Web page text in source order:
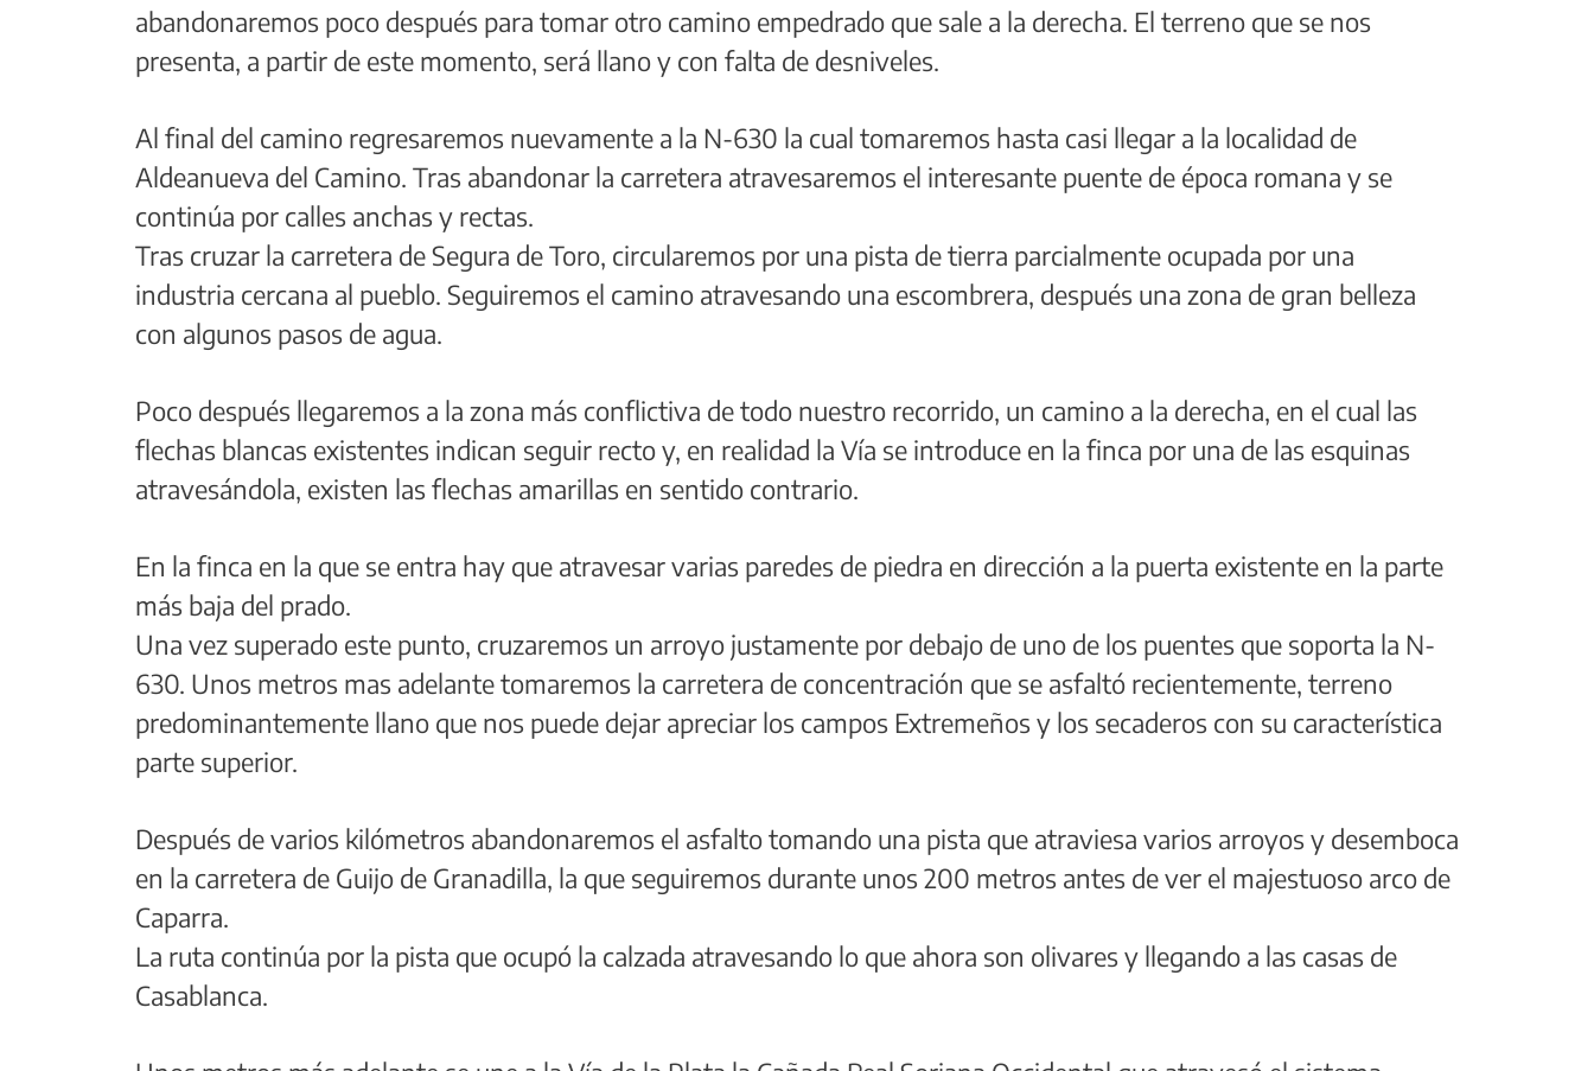
abandonaremos poco después para tomar otro camino empedrado que sale a la derecha. El terreno que se nos
presenta, a partir de este momento, será llano y con falta de desniveles.
Al final del camino regresaremos nuevamente a la N-630 la cual tomaremos hasta casi llegar a la localidad de
Aldeanueva del Camino. Tras abandonar la carretera atravesaremos el interesante puente de época romana y se
continúa por calles anchas y rectas.
Tras cruzar la carretera de Segura de Toro, circularemos por una pista de tierra parcialmente ocupada por una
industria cercana al pueblo. Seguiremos el camino atravesando una escombrera, después una zona de gran belleza
con algunos pasos de agua.
Poco después llegaremos a la zona más conflictiva de todo nuestro recorrido, un camino a la derecha, en el cual las
flechas blancas existentes indican seguir recto y, en realidad la Vía se introduce en la finca por una de las esquinas
atravesándola, existen las flechas amarillas en sentido contrario.
En la finca en la que se entra hay que atravesar varias paredes de piedra en dirección a la puerta existente en la parte
más baja del prado.
Una vez superado este punto, cruzaremos un arroyo justamente por debajo de uno de los puentes que soporta la N-
630. Unos metros mas adelante tomaremos la carretera de concentración que se asfaltó recientemente, terreno
predominantemente llano que nos puede dejar apreciar los campos Extremeños y los secaderos con su característica
parte superior.
Después de varios kilómetros abandonaremos el asfalto tomando una pista que atraviesa varios arroyos y desemboca
en la carretera de Guijo de Granadilla, la que seguiremos durante unos 200 metros antes de ver el majestuoso arco de
Caparra.
La ruta continúa por la pista que ocupó la calzada atravesando lo que ahora son olivares y llegando a las casas de
Casablanca.